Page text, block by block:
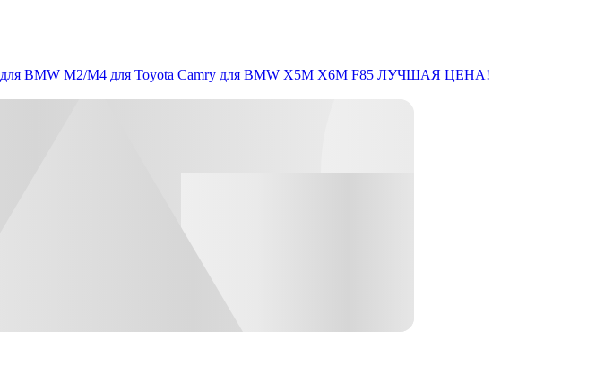
для BMW M2/M4 для Toyota Camry для BMW X5M X6M F85 ЛУЧШАЯ ЦЕНА!